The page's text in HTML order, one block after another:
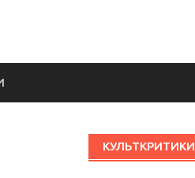
КУЛЬТКРИТИКИ